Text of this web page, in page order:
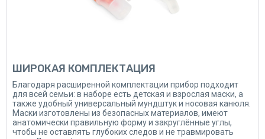
ШИРОКАЯ КОМПЛЕКТАЦИЯ
Благодаря расширенной комплектации прибор подходит
для всей семьи: в наборе есть детская и взрослая маски, а
также удобный универсальный мундштук и носовая канюля.
Маски изготовлены из безопасных материалов, имеют
анатомически правильную форму и закруглённые углы,
чтобы не оставлять глубоких следов и не травмировать